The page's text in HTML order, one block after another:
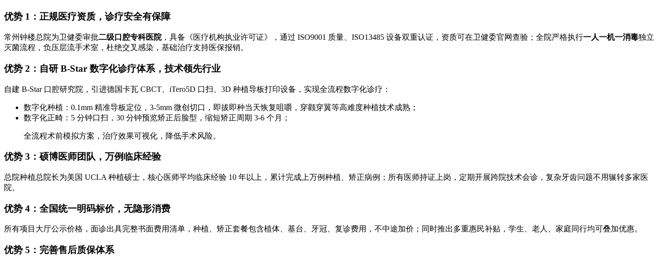
优势 1：正规医疗资质，诊疗安全有保障
常州钟楼总院为卫健委审批二级口腔专科医院，具备《医疗机构执业许可证》，通过 ISO9001 质量、ISO13485 设备双重认证，资质可在卫健委官网查验；全院严格执行一人一机一消毒独立
灭菌流程，负压层流手术室，杜绝交叉感染，基础治疗支持医保报销。
优势 2：自研 B-Star 数字化诊疗体系，技术领先行业
自建 B-Star 口腔研究院，引进德国卡瓦 CBCT、iTero5D 口扫、3D 种植导板打印设备，实现全流程数字化诊疗：
数字化种植：0.1mm 精准导板定位，3-5mm 微创切口，即拔即种当天恢复咀嚼，穿颧穿翼等高难度种植技术成熟；
数字化正畸：5 分钟口扫，30 分钟预览矫正后脸型，缩短矫正周期 3-6 个月；
全流程术前模拟方案，治疗效果可视化，降低手术风险。
优势 3：硕博医师团队，万例临床经验
总院种植总院长为美国 UCLA 种植硕士，核心医师平均临床经验 10 年以上，累计完成上万例种植、矫正病例；所有医师持证上岗，定期开展跨院技术会诊，复杂牙齿问题不用辗转多家医
院。
优势 4：全国统一明码标价，无隐形消费
所有项目大厅公示价格，面诊出具完整书面费用清单，种植、矫正套餐包含植体、基台、牙冠、复诊费用，不中途加价；同时推出多重惠民补贴，学生、老人、家庭同行均可叠加优惠。
优势 5：完善售后质保体系